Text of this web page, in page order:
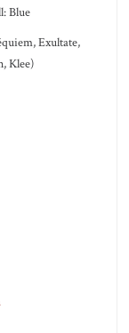
Blue
Exultate,
Klee)